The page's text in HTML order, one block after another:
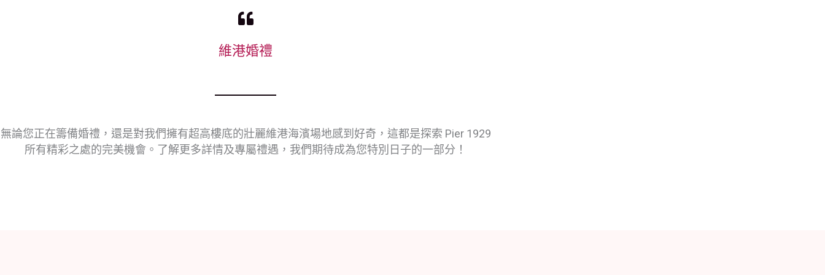
維港婚禮
無論您正在籌備婚禮，還是對我們擁有超高樓底的壯麗維港海濱場地感到好奇，這都是探索 Pier 1929
所有精彩之處的完美機會。了解更多詳情及專屬禮遇，我們期待成為您特別日子的一部分！